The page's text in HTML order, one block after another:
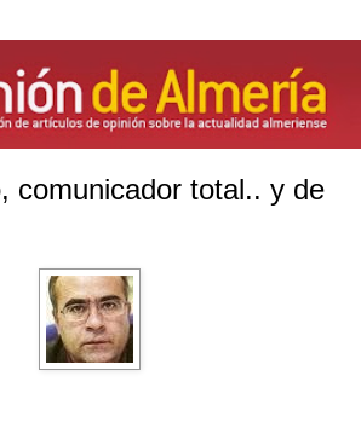
comunicador total.. y de